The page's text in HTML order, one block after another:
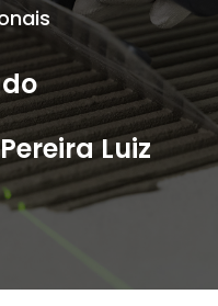
Luiz